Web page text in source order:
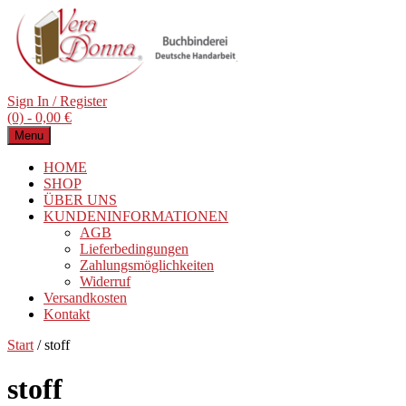
Sign In / Register
(0) - 0,00 €
Menu
HOME
SHOP
ÜBER UNS
KUNDENINFORMATIONEN
AGB
Lieferbedingungen
Zahlungsmöglichkeiten
Widerruf
Versandkosten
Kontakt
Start / stoff
stoff